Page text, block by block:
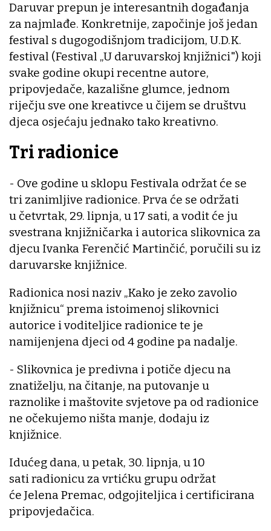
Daruvar prepun je interesantnih događanja
za najmlađe. Konkretnije, započinje još jedan
festival s dugogodišnjom tradicijom, U.D.K.
festival (Festival „U daruvarskoj knjižnici") koji
svake godine okupi recentne autore,
pripovjedače, kazališne glumce, jednom
riječju sve one kreativce u čijem se društvu
djeca osjećaju jednako tako kreativno.
Tri radionice
- Ove godine u sklopu Festivala održat će se
tri zanimljive radionice. Prva će se održati
u četvrtak, 29. lipnja, u 17 sati, a vodit će ju
svestrana knjižničarka i autorica slikovnica za
djecu Ivanka Ferenčić Martinčić, poručili su iz
daruvarske knjižnice.
Radionica nosi naziv „Kako je zeko zavolio
knjižnicu“ prema istoimenoj slikovnici
autorice i voditeljice radionice te je
namijenjena djeci od 4 godine pa nadalje.
- Slikovnica je predivna i potiče djecu na
znatiželju, na čitanje, na putovanje u
raznolike i maštovite svjetove pa od radionice
ne očekujemo ništa manje, dodaju iz
knjižnice.
Idućeg dana, u petak, 30. lipnja, u 10
sati radionicu za vrtićku grupu održat
će Jelena Premac, odgojiteljica i certificirana
pripovjedačica.